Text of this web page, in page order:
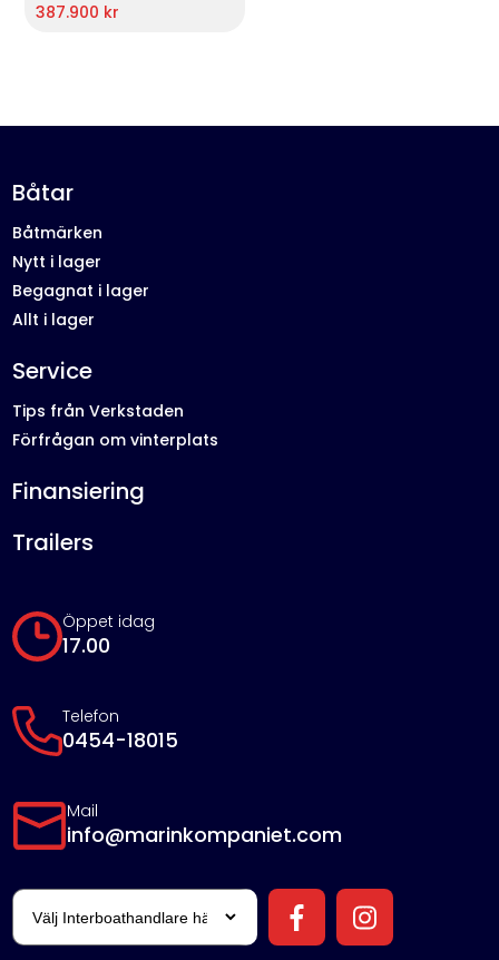
387.900 kr
Öppet idag
17.00
Telefon
0454-18015
Mail
info@marinkompaniet.com
Båtar
Båtmärken
Nytt i lager
Begagnat i lager
Allt i lager
Service
Tips från Verkstaden
Förfrågan om vinterplats
Finansiering
Trailers